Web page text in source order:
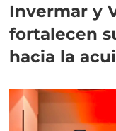
Invermar y
fortalecen
hacia la